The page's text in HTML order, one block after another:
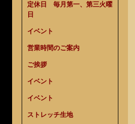
定休日 毎月第一、第三火曜
日
イベント
営業時間のご案内
ご挨拶
イベント
イベント
ストレッチ生地